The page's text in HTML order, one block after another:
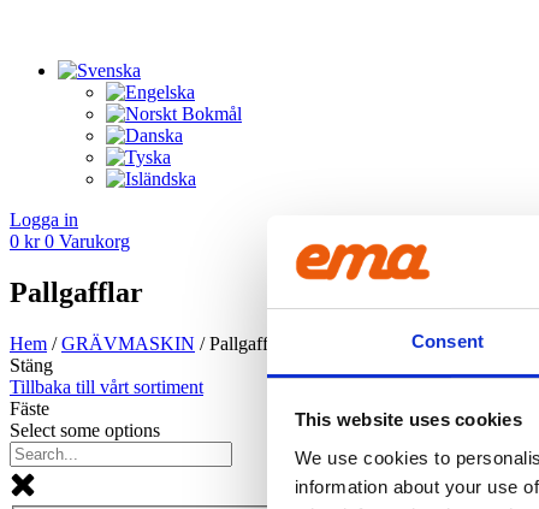
Consent
This website uses cookies
We use cookies to
information about your use
Logga in
0 kr 0 Varukorg
Pallgafflar
Hem /GRÄV­MASKIN / Pallgafflar
Stäng
Tillbaka till vårt sortiment
Fäste
Select some options